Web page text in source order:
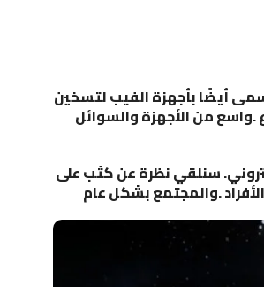
أيضًا بأجهزة الفيب لتسخين
.واسع من الأجهزة والسوائل
سنلقي نظرة عن كثب على
.والمجتمع بشكل عام